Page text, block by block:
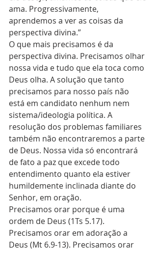
ama. Progressivamente,
aprendemos a ver as coisas da
perspectiva divina.”
O que mais precisamos é da
perspectiva divina. Precisamos olhar
nossa vida e tudo que ela toca como
Deus olha. A solução que tanto
precisamos para nosso país não
está em candidato nenhum nem
sistema/ideologia política. A
resolução dos problemas familiares
também não encontraremos a parte
de Deus. Nossa vida só encontrará
de fato a paz que excede todo
entendimento quanto ela estiver
humildemente inclinada diante do
Senhor, em oração.
Precisamos orar porque é uma
ordem de Deus (1Ts 5.17).
Precisamos orar em adoração a
Deus (Mt 6.9-13). Precisamos orar